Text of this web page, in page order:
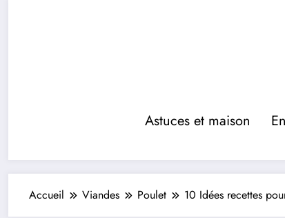
Astuces et maison
Accueil Viandes Poulet 10 Idées recettes